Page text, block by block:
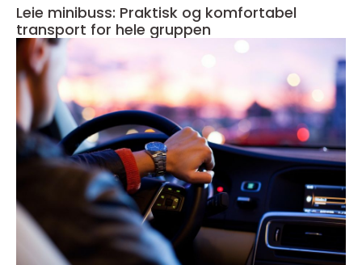
Leie minibuss: Praktisk og komfortabel
transport for hele gruppen